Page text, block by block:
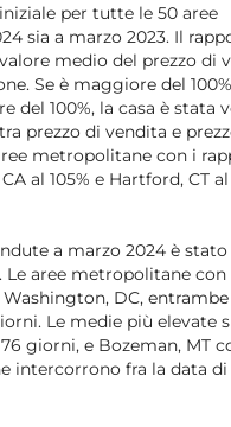
per tutte le 50 aree
sia a marzo 2023. Il
medio del prezzo di
Se è maggiore del
del 100%, la casa è stata
prezzo di vendita e
metropolitane con i
al 105% e Hartford, CT al
a marzo 2024 è
aree metropolitane
DC, entrambe
Le medie più elevate
giorni, e Bozeman, MT
intercorrono fra la data di